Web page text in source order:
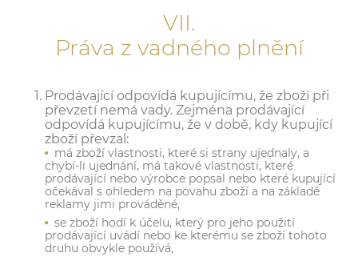
VII.
Práva z vadného plnění
Prodávající odpovídá kupujícímu, že zboží při
převzetí nemá vady. Zejména prodávající
odpovídá kupujícímu, že v době, kdy kupující
zboží převzal:
má zboží vlastnosti, které si strany ujednaly, a
chybí-li ujednání, má takové vlastnosti, které
prodávající nebo výrobce popsal nebo které kupující
očekával s ohledem na povahu zboží a na základě
reklamy jimi prováděné,
se zboží hodí k účelu, který pro jeho použití
prodávající uvádí nebo ke kterému se zboží tohoto
druhu obvykle používá,